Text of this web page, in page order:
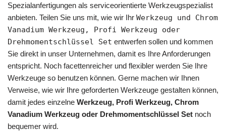
Spezialanfertigungen als serviceorientierte Werkzeugspezialist
anbieten. Teilen Sie uns mit, wie wir Ihr Werkzeug und Chrom
Vanadium Werkzeug, Profi Werkzeug oder
Drehmomentschlüssel Set entwerfen sollen und kommen
Sie direkt in unser Unternehmen, damit es Ihre Anforderungen
entspricht. Noch facettenreicher und flexibler werden Sie Ihre
Werkzeuge so benutzen können. Gerne machen wir Ihnen
Verweise, wie wir Ihre geforderten Werkzeuge gestalten können,
damit jedes einzelne Werkzeug, Profi Werkzeug, Chrom
Vanadium Werkzeug oder Drehmomentschlüssel Set noch
bequemer wird.